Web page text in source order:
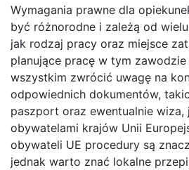
Wymagania prawne dla
być różnorodne i zależą od
jak rodzaj pracy oraz miejsce
planujące pracę w tym
wszystkim zwrócić uwagę na
odpowiednich dokumentów,
paszport oraz ewentualnie wiza,
obywatelami krajów Unii
obywateli UE procedury są
jednak warto znać lokalne